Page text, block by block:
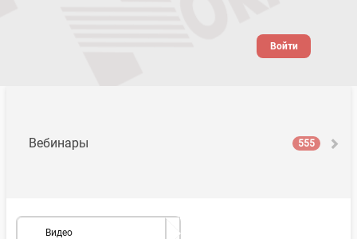
Войти
Вебинары 555
Видео